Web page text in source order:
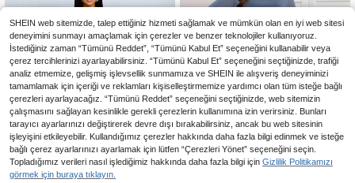
SHEIN web sitemizde, talep ettiğiniz hizmeti sağlamak ve mümkün olan en iyi web sitesi
deneyimini sunmayı amaçlamak için çerezler ve benzer teknolojiler kullanıyoruz.
İstediğiniz zaman “Tümünü Reddet”, “Tümünü Kabul Et” seçeneğini kullanabilir veya
çerez tercihlerinizi ayarlayabilirsiniz. “Tümünü Kabul Et” seçeneğini seçtiğinizde, trafiği
analiz etmemize, gelişmiş işlevsellik sunmamıza ve SHEIN ile alışveriş deneyiminizi
tamamlamak için içeriği ve reklamları kişiselleştirmemize yardımcı olan tüm isteğe bağlı
çerezleri ayarlayacağız. “Tümünü Reddet” seçeneğini seçtiğinizde, web sitemizin
çalışmasını sağlayan kesinlikle gerekli çerezlerin kullanımına izin verirsiniz. Bunları
tarayıcı ayarlarınızı değiştirerek devre dışı bırakabilirsiniz, ancak bu web sitesinin
işleyişini etkileyebilir. Kullandığımız çerezler hakkında daha fazla bilgi edinmek ve isteğe
bağlı çerez ayarlarınızı ayarlamak için lütfen “Çerezleri Yönet” seçeneğini seçin.
Topladığımız verileri nasıl işlediğimiz hakkında daha fazla bilgi için Gizlilik Politikamızı
görmek için buraya tıklayın.